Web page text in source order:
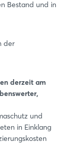
Bestand und in
der
derzeit am
und
in Einklang